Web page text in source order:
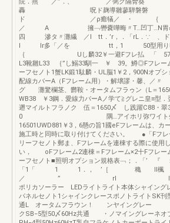
轟 呪ド麹導雛蓼騨磐磐
ド ／ρ癒犠／
／ A 擁﹁轡嚢嘩晦〃T…凹丁…N胃㎜
四 滲タ〃灘繊 ／I tt．’r，．「rL．∵ 、
I Ir多「／を tt，1 50型用り
｛ Uし麟32￥一避Fフレ払 「 57型
L3靴雛L33 ｛”し鰯33馴一 ￥ 39。鱒◎Fフレー
ーフセノト1蟹LK鍛1駄麟・UL脳1￥2，900Nオプシ
配線カバーA（Fフレーム用）・解壌謬・馨、／
グ 灘驚欄茎、欝鞍・オータムフラゥン（L＝
WB38 ￥3鋼．愛線力バーAノ学て≧グレニ皇≡型．
遡マイルトフラノク 伍＝1650〆 し践躍C88・翠
0 隅…アイホリ弥ワイト生
16501UWD881￥3，6懸の旨1國eFフレームは、カ
施工時と同時に取り付けてください。 ●「Fフレ
リーフセノト郵ま、Fフレームを連棟する際に使用
い， oFフレーム2連棟＝Fフレーム×2十Fフレー
ーフセノト■照明オプション規格表﹁；．「’ 『
「1「 1 1．， ’［ 穐 II楓
／ ” rl I簾考懲
ポリカソーラー LEDライトライト本体シャイング
パネルセノト1シャインクレースポノトライトSK刊
通L オータムフラウン！ ンヤイングレー
クSB−5型50〆60Hz共通 ・ノマイングレーネオ